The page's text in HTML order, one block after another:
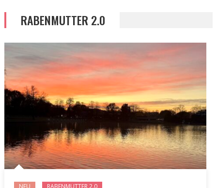
RABENMUTTER 2.0
NEU RABENMUTTER 2.0